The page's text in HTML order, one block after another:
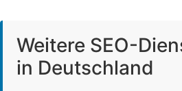
Weitere SEO-
in Deutschland